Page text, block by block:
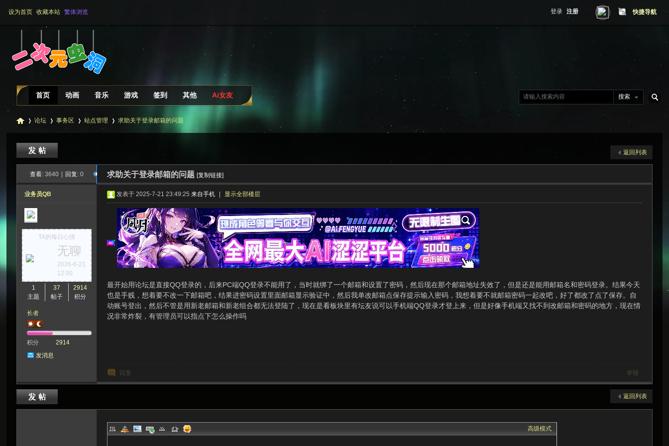
设为首页 收藏本站 繁体浏览 快捷导航
登录 注册
搜索
首页 动画 音乐 游戏 签到 其他 Ai女友
二
次
»
论坛
›
事务区
›
站点管理
›
求助关于登录邮箱的问题
返回列表
查看: 3640 回复: 0 求助关于登录邮箱的问题 [复制链接]
业务员QB
TA的每日心情
无聊
2026-6-21
12:00
1
主题
37
帖子
2914
积分
长者
积分
2914
发消息
发表于 2025-7-21 23:49:25 来自手机 显示全部楼层
最开始用论坛是直接QQ登录的，后来PC端QQ登录不能用了，当时就绑了一个邮箱和设置了密码，然后现在那个邮箱地址失效了，但是还是能用邮箱名和密码登录。结果今天
也是手贱，想着要不改一下邮箱吧，结果进密码设置里面邮箱显示验证中，然后我单改邮箱点保存提示输入密码，我想着要不就邮箱密码一起改吧，好了都改了点了保存。自
动账号登出，然后不管是用新老邮箱和新老组合都无法登陆了，现在是看板块里有坛友说可以手机端QQ登录才登上来，但是好像手机端又找不到改邮箱和密码的地方，现在情
况非常炸裂，有管理员可以指点下怎么操作吗
回复 举报
返回列表
高级模式